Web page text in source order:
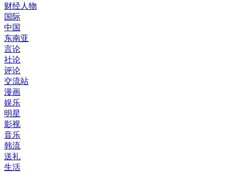
财经人物
国际
中国
东南亚
言论
社论
评论
交流站
漫画
娱乐
明星
影视
音乐
韩流
送礼
生活